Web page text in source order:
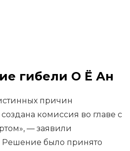
гибели О Ё Ан
причин
комиссия во главе с
— заявили
Решение было принято